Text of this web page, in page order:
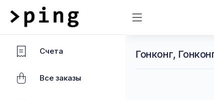
Счета
Все заказы
Гонконг,